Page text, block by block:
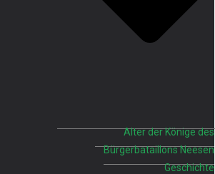
Alter der Könige des
Bürgerbataillons Neesen
Geschichte